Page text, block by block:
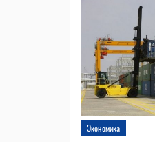
Экономика